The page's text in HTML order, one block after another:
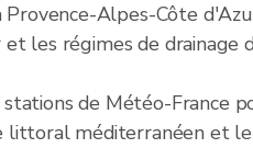
Alpes-Côte
les régimes de drainage
de Météo-France
littoral méditerranéen et